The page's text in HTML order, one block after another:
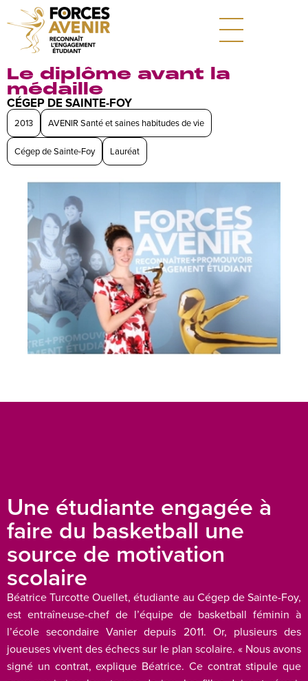
Le diplôme avant la
médaille
CÉGEP DE SAINTE-FOY
2013 AVENIR Santé et saines habitudes de vie
Cégep de Sainte-Foy Lauréat
Une étudiante engagée à
faire du basketball une
source de motivation
scolaire
Béatrice Turcotte Ouellet, étudiante au Cégep de Sainte-Foy,
est entraîneuse-chef de l’équipe de basketball féminin à
l’école secondaire Vanier depuis 2011. Or, plusieurs des
joueuses vivent des échecs sur le plan scolaire. « Nous avons
signé un contrat, explique Béatrice. Ce contrat stipule que